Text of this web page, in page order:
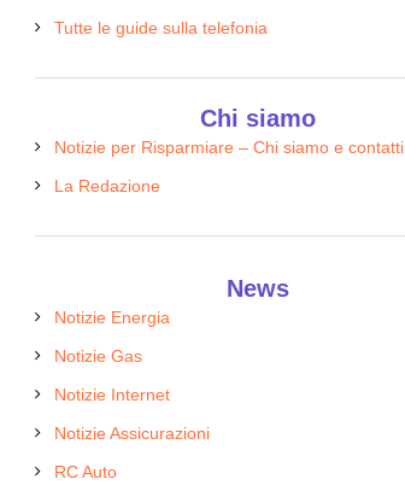
Tutte le guide sulla telefonia
Chi siamo
Notizie per Risparmiare – Chi siamo e contatti
La Redazione
News
Notizie Energia
Notizie Gas
Notizie Internet
Notizie Assicurazioni
RC Auto